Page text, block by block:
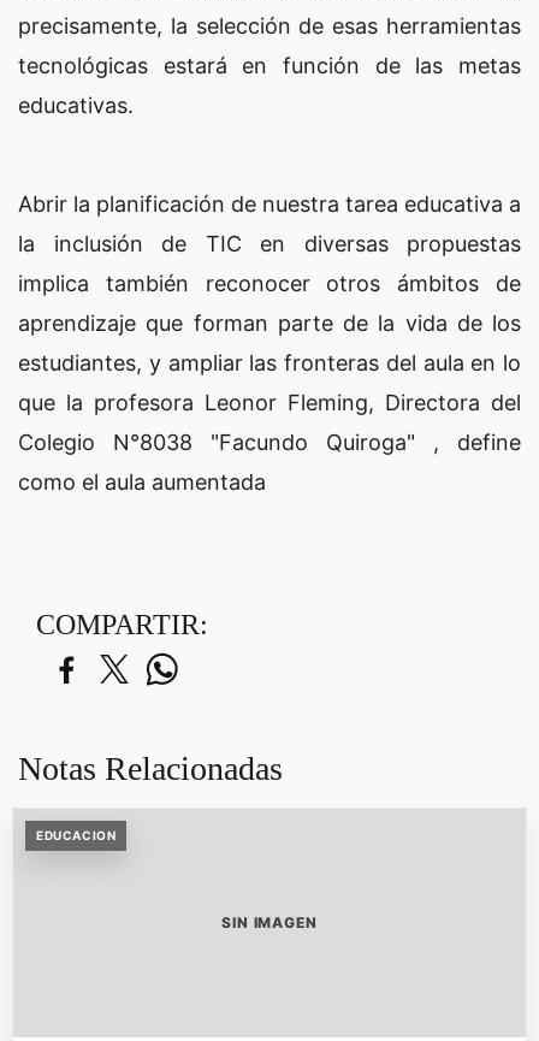
precisamente, la selección de esas herramientas
tecnológicas estará en función de las metas
educativas.
Abrir la planificación de nuestra tarea educativa a
la inclusión de TIC en diversas propuestas
implica también reconocer otros ámbitos de
aprendizaje que forman parte de la vida de los
estudiantes, y ampliar las fronteras del aula en lo
que la profesora Leonor Fleming, Directora del
Colegio N°8038 "Facundo Quiroga" , define
como el aula aumentada
COMPARTIR:
Notas Relacionadas
EDUCACION
SIN IMAGEN